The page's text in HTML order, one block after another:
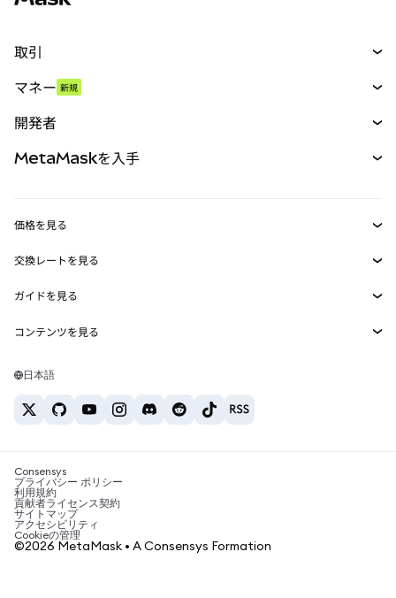
取引
パーペチュアル
RWA
マネー 新規
開発者
MetaMask Connect
Snaps
Web3サービス
MetaMaskを入手
セキュリティ
サポート
キャリア
お問い合わせ
価格を見る
イーサリアムの価格
Solanaの価格
Tetherの価格
交換レートを見る
ETH→USD
USDT→INR
BTC→INR
ETH→USDT
ガイドを見る
ETHの購入
USDTの購入
SHIBの購入
BNBの購入
コンテンツを見る
Solanaウォレット
税制関連ニュース
暗号資産の購入方法は？
ビットコインを売るには？
日本語
Consensys
プライバシー ポリシー
利用規約
貢献者ライセンス契約
サイトマップ
アクセシビリティ
Cookieの管理
©2026 MetaMask • A Consensys Formation